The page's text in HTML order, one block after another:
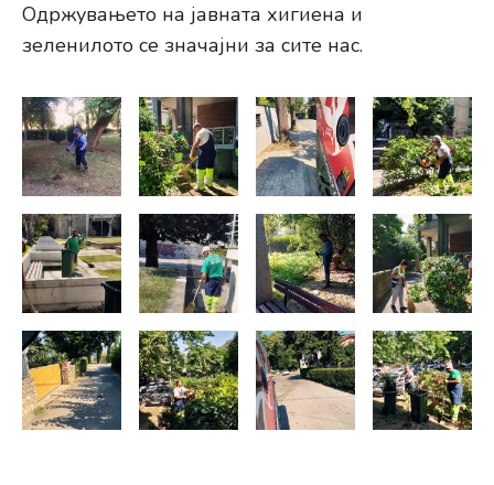
Одржувањето на јавната хигиена и
зеленилото се значајни за сите нас.